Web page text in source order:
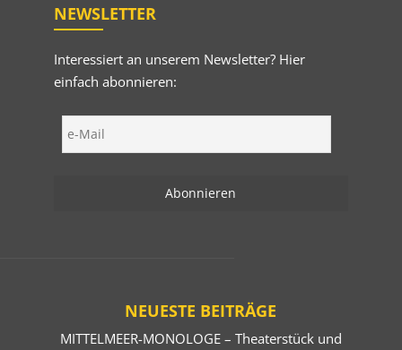
NEWSLETTER
Interessiert an unserem Newsletter? Hier
einfach abonnieren:
NEUESTE BEITRÄGE
MITTELMEER-MONOLOGE – Theaterstück und